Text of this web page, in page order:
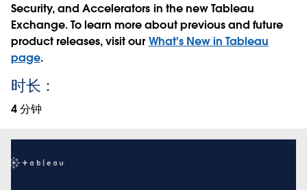
Security, and Accelerators in the new Tableau
Exchange. To learn more about previous and future
product releases, visit our What's New in Tableau
page.
时长：
4 分钟